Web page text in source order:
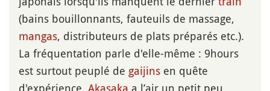
(bains bouillonnants, fauteuils de massage,
mangas, distributeurs de plats préparés etc.).
La fréquentation parle d'elle-même : 9hours
est surtout peuplé de gaijins en quête